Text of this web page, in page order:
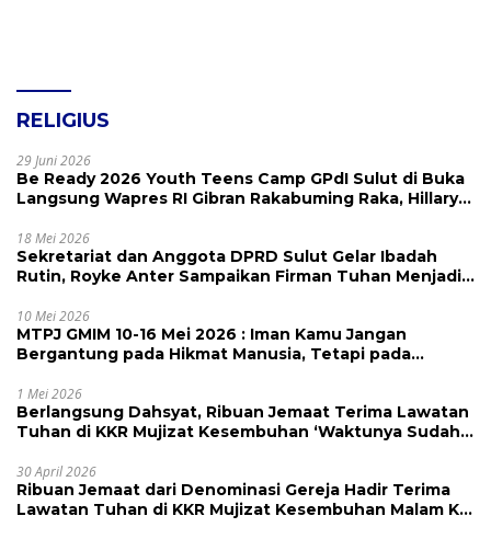
RELIGIUS
29 Juni 2026
Be Ready 2026 Youth Teens Camp GPdI Sulut di Buka
Langsung Wapres RI Gibran Rakabuming Raka, Hillary
18 Mei 2026
Sekretariat dan Anggota DPRD Sulut Gelar Ibadah
Rutin, Royke Anter Sampaikan Firman Tuhan Menjadi
10 Mei 2026
MTPJ GMIM 10-16 Mei 2026 : Iman Kamu Jangan
Bergantung pada Hikmat Manusia, Tetapi pada
1 Mei 2026
Berlangsung Dahsyat, Ribuan Jemaat Terima Lawatan
Tuhan di KKR Mujizat Kesembuhan ‘Waktunya Sudah
30 April 2026
Ribuan Jemaat dari Denominasi Gereja Hadir Terima
Lawatan Tuhan di KKR Mujizat Kesembuhan Malam Ke